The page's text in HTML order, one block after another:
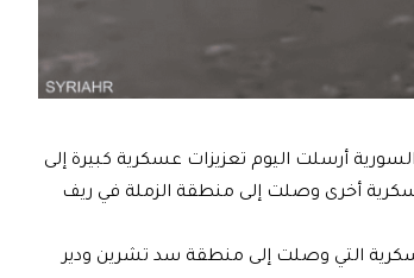
أرسلت اليوم تعزيزات عسكرية كبيرة إلى
أخرى وصلت إلى منطقة الزملة في ريف
التي وصلت إلى منطقة سد تشرين ودير